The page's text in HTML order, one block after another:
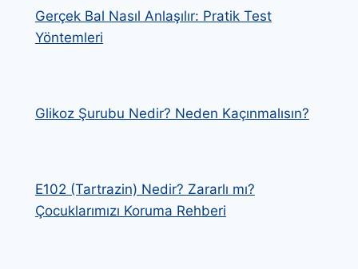
Gerçek Bal Nasıl Anlaşılır: Pratik Test
Yöntemleri
Glikoz Şurubu Nedir? Neden Kaçınmalısın?
E102 (Tartrazin) Nedir? Zararlı mı?
Çocuklarımızı Koruma Rehberi